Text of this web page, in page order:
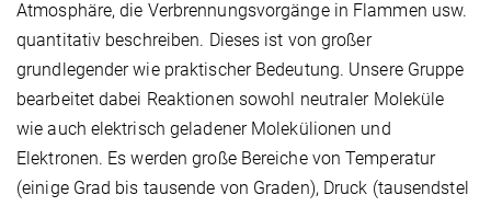
Atmosphäre, die Verbrennungsvorgänge in Flammen usw.
quantitativ beschreiben. Dieses ist von großer
grundlegender wie praktischer Bedeutung. Unsere Gruppe
bearbeitet dabei Reaktionen sowohl neutraler Moleküle
wie auch elektrisch geladener Molekülionen und
Elektronen. Es werden große Bereiche von Temperatur
(einige Grad bis tausende von Graden), Druck (tausendstel